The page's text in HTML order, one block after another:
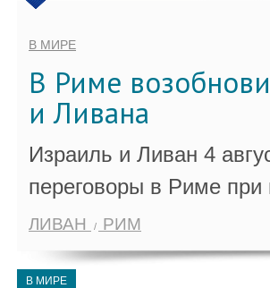
В МИРЕ
В Риме
и Ливана
Израиль и Ливан 4
переговоры в Риме
ЛИВАН РИМ
В МИРЕ